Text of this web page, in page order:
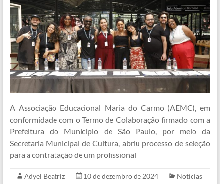
A Associação Educacional Maria do Carmo (AEMC), em
conformidade com o Termo de Colaboração firmado com a
Prefeitura do Município de São Paulo, por meio da
Secretaria Municipal de Cultura, abriu processo de seleção
para a contratação de um profissional
Adyel Beatriz 10 de dezembro de 2024
Notícias